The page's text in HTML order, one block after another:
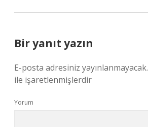
Bir yanıt yazın
E-posta adresiniz yayınlanmayacak.
ile işaretlenmişlerdir
Yorum